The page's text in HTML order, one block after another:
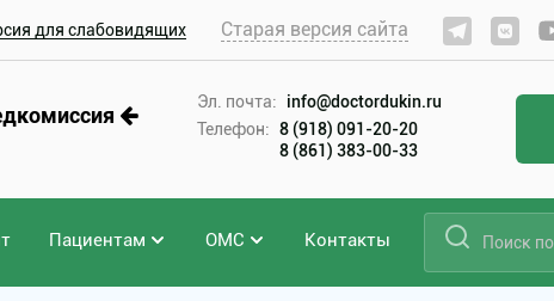
для слабовидящих Старая версия сайта
Эл. почта:
info@doctordukin.ru
Телефон: 8 (918) 091-20-20
8 (861) 383-00-33
Пациентам ОМС Контакты